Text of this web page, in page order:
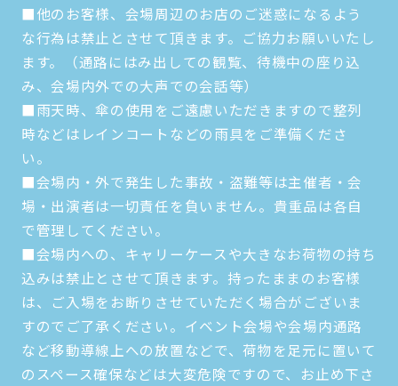
■他のお客様、会場周辺のお店のご迷惑になるよう
な行為は禁止とさせて頂きます。ご協力お願いいたし
ます。（通路にはみ出しての観覧、待機中の座り込
み、会場内外での大声での会話等）
■雨天時、傘の使用をご遠慮いただきますので整列
時などはレインコートなどの雨具をご準備くださ
い。
■会場内・外で発生した事故・盗難等は主催者・会
場・出演者は一切責任を負いません。貴重品は各自
で管理してください。
■会場内への、キャリーケースや大きなお荷物の持ち
込みは禁止とさせて頂きます。持ったままのお客様
は、ご入場をお断りさせていただく場合がございま
すのでご了承ください。イベント会場や会場内通路
など移動導線上への放置などで、荷物を足元に置いて
のスペース確保などは大変危険ですので、お止め下さ